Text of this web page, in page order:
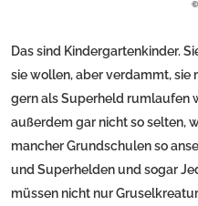
©
Das sind Kindergartenkinder.
sie wollen, aber verdammt, sie
gern als Superheld rumlaufen
außerdem gar nicht so selten,
mancher Grundschulen so
und Superhelden und sogar
müssen nicht nur